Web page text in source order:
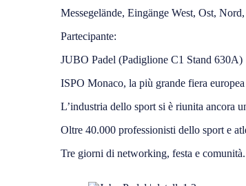
Messegelände, Eingänge West, Ost,
Partecipante:
JUBO Padel (Padiglione C1 Stand 630A)
ISPO Monaco, la più grande fiera
L’industria dello sport si è riunita ancora
Oltre 40.000 professionisti dello sport e
Tre giorni di networking, festa e comunità.